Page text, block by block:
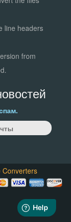
line headers
from
Converters